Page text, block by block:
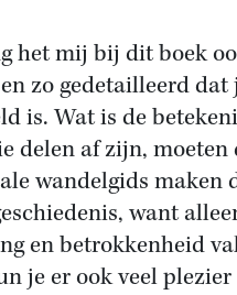
het mij bij dit boek
zo gedetailleerd
is. Wat is de
delen af zijn, moeten
wandelgids maken
want
en betrokkenheid
je er ook veel